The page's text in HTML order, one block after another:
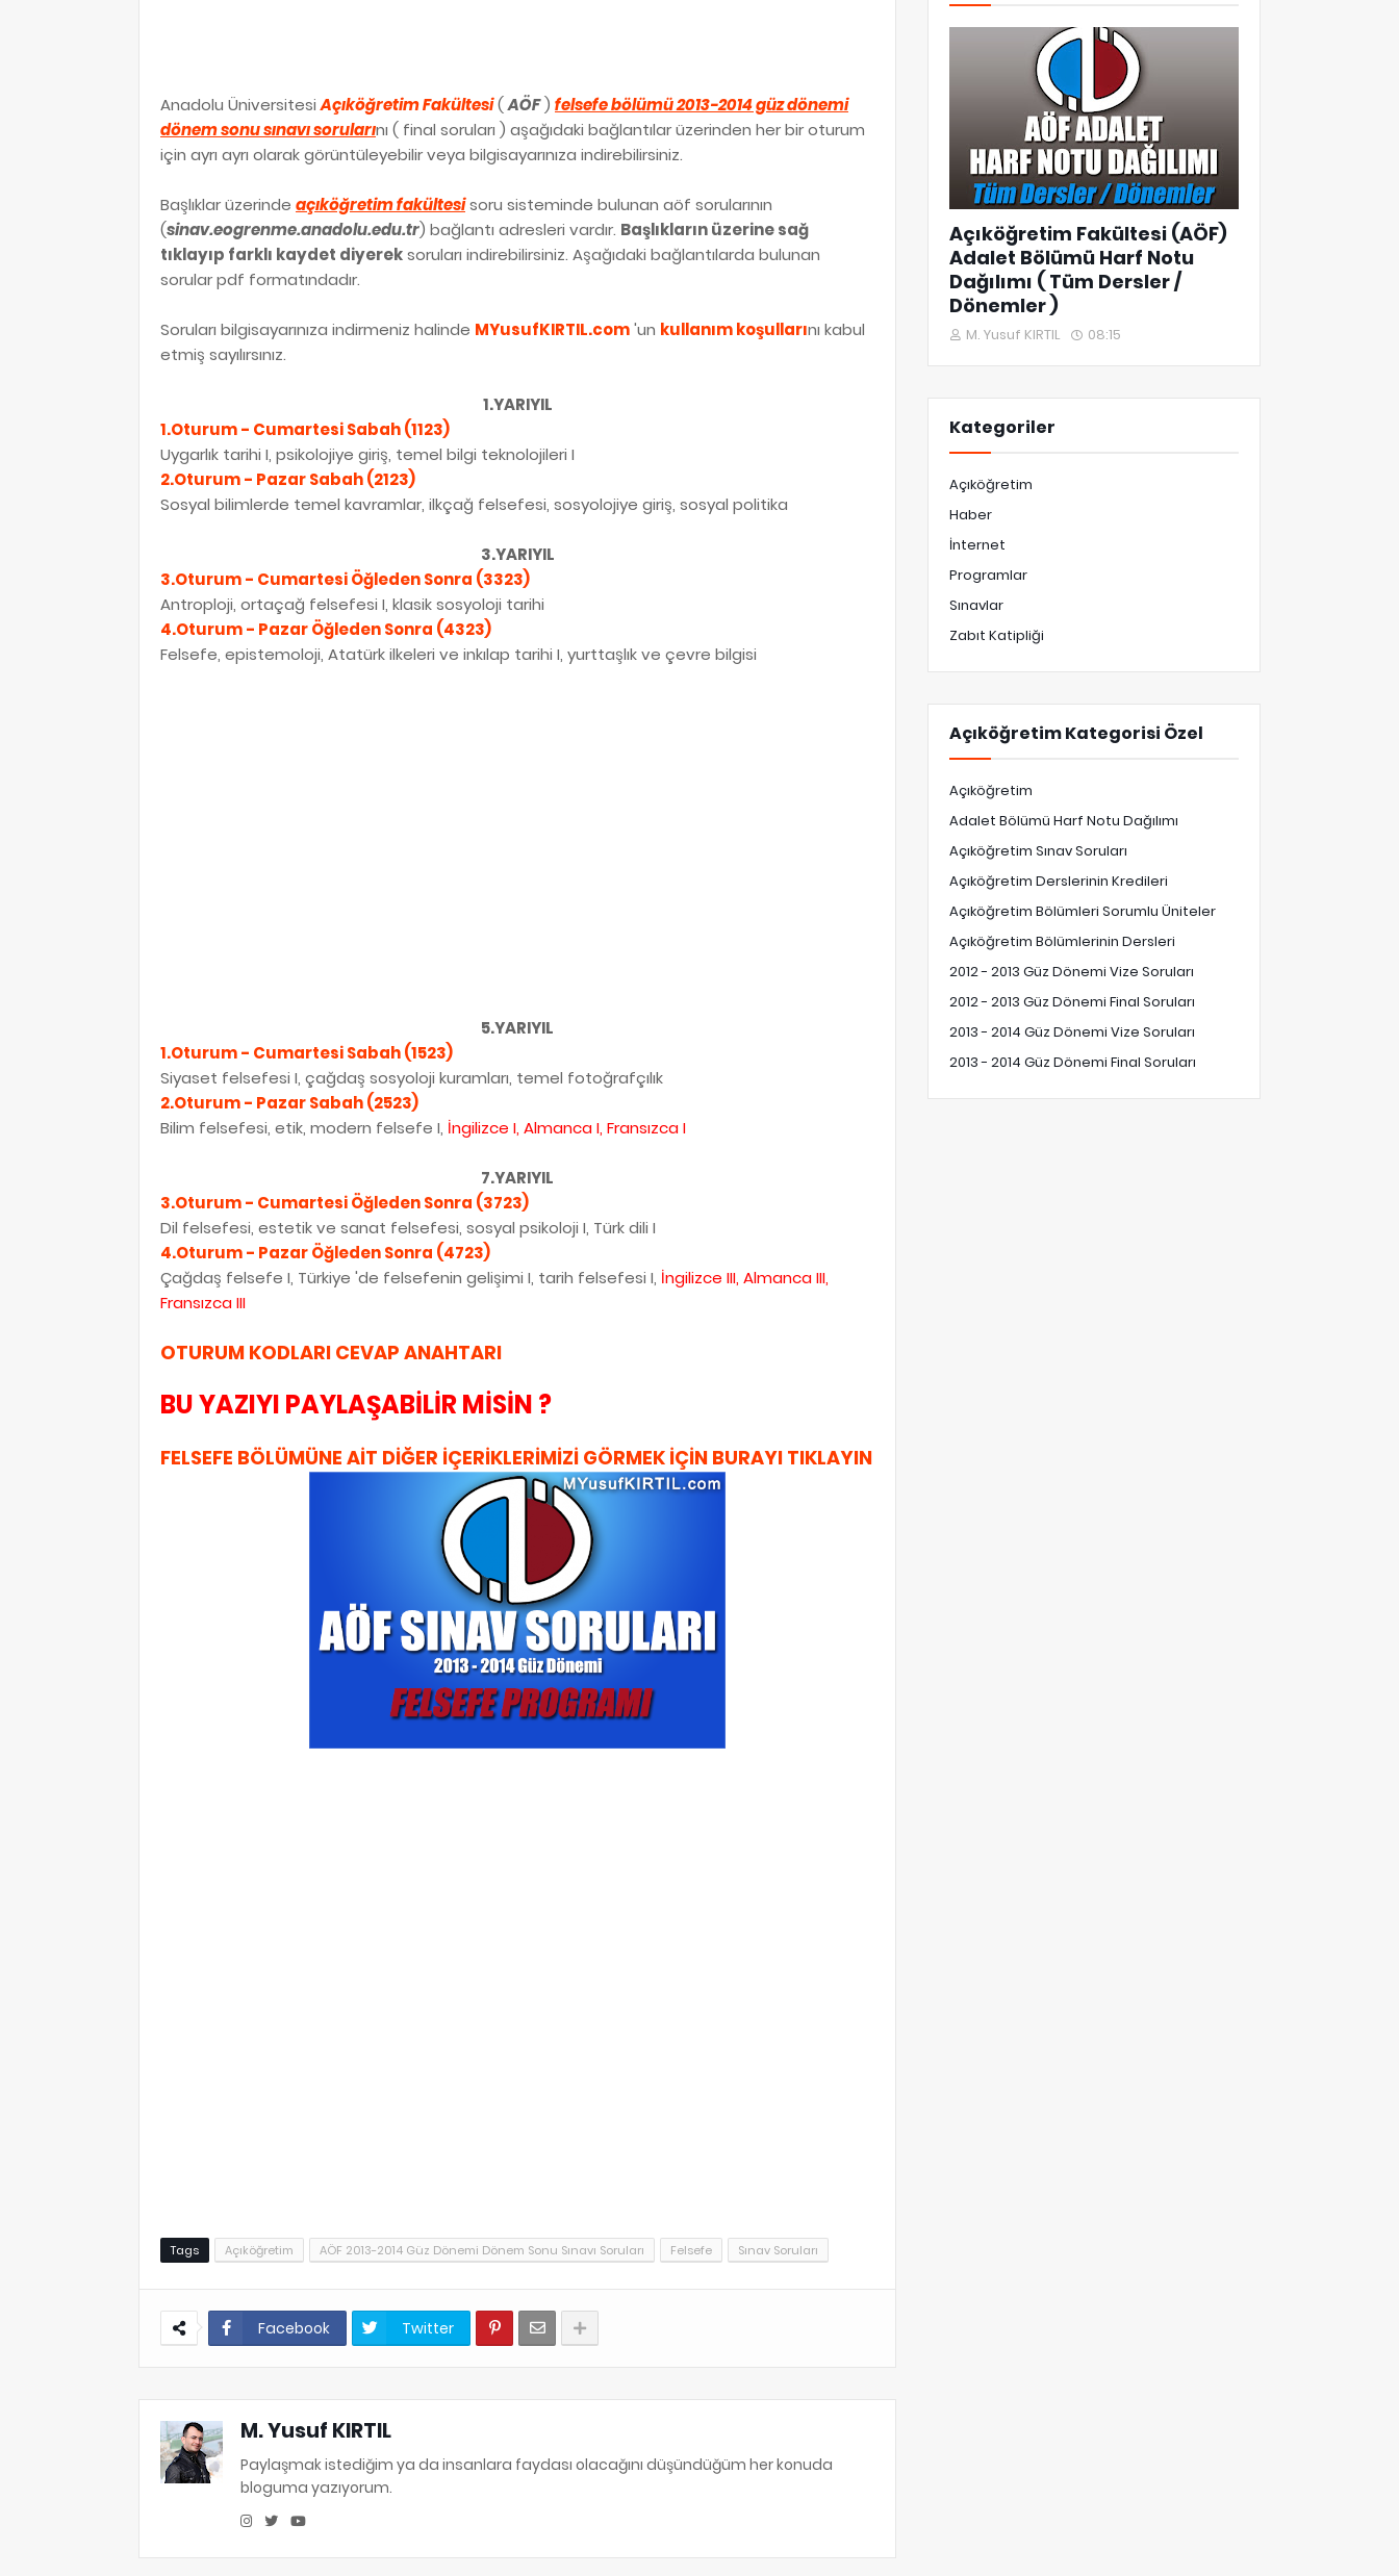
Anadolu ÜniversitesiAçıköğretim Fakültesi(AÖF) felsefe bölümü 2013-2014 güz dönemi
dönem sonu sınavı sorularını ( final soruları ) aşağıdaki bağlantılar üzerinden her bir oturum
için ayrı ayrı olarak görüntüleyebilir veya bilgisayarınıza indirebilirsiniz.
Başlıklar üzerinde açıköğretim fakültesisoru sisteminde bulunan aöf sorularının
(sinav.eogrenme.anadolu.edu.tr) bağlantı adresleri vardır. Başlıkların üzerine sağ
tıklayıp farklı kaydet diyereksoruları indirebilirsiniz. Aşağıdaki bağlantılarda bulunan
sorular pdf formatındadır.
Soruları bilgisayarınıza indirmeniz halinde MYusufKIRTIL.com'un kullanım koşullarını kabul
etmiş sayılırsınız.
1.YARIYIL
1.Oturum - Cumartesi Sabah (1123)
Uygarlık tarihi I, psikolojiye giriş, temel bilgi teknolojileri I
2.Oturum - Pazar Sabah (2123)
Sosyal bilimlerde temel kavramlar, ilkçağ felsefesi, sosyolojiye giriş, sosyal politika
3.YARIYIL
3.Oturum - Cumartesi Öğleden Sonra (3323)
Antroploji, ortaçağ felsefesi I, klasik sosyoloji tarihi
4.Oturum - Pazar Öğleden Sonra (4323)
Felsefe, epistemoloji, Atatürk ilkeleri ve inkılap tarihi I, yurttaşlık ve çevre bilgisi
5.YARIYIL
1.Oturum - Cumartesi Sabah (1523)
Siyaset felsefesi I, çağdaş sosyoloji kuramları, temel fotoğrafçılık
2.Oturum - Pazar Sabah (2523)
Bilim felsefesi, etik, modern felsefe I, İngilizce I, Almanca I, Fransızca I
7.YARIYIL
3.Oturum - Cumartesi Öğleden Sonra (3723)
Dil felsefesi, estetik ve sanat felsefesi, sosyal psikoloji I, Türk dili I
4.Oturum - Pazar Öğleden Sonra (4723)
Çağdaş felsefe I, Türkiye 'de felsefenin gelişimi I, tarih felsefesi I, İngilizce III, AlmancaIII,
FransızcaIII
OTURUM KODLARI CEVAP ANAHTARI
BU YAZIYI PAYLAŞABİLİR MİSİN ?
FELSEFE BÖLÜMÜNE AİT DİĞER İÇERİKLERİMİZİ GÖRMEK İÇİN BURAYI TIKLAYIN
Tags Açıköğretim AÖF 2013-2014 Güz Dönemi Dönem Sonu Sınavı Soruları Felsefe Sınav Soruları
Facebook Twitter
M. Yusuf KIRTIL
Paylaşmak istediğim ya da insanlara faydası olacağını düşündüğüm her konuda
bloguma yazıyorum.
Açıköğretim Fakültesi (AÖF)
Adalet Bölümü Harf Notu
Dağılımı ( Tüm Dersler /
Dönemler )
M. Yusuf KIRTIL 08:15
Kategoriler
Açıköğretim
Haber
İnternet
Programlar
Sınavlar
Zabıt Katipliği
Açıköğretim Kategorisi Özel
Açıköğretim
Adalet Bölümü Harf Notu Dağılımı
Açıköğretim Sınav Soruları
Açıköğretim Derslerinin Kredileri
Açıköğretim Bölümleri Sorumlu Üniteler
Açıköğretim Bölümlerinin Dersleri
2012 - 2013 Güz Dönemi Vize Soruları
2012 - 2013 Güz Dönemi Final Soruları
2013 - 2014 Güz Dönemi Vize Soruları
2013 - 2014 Güz Dönemi Final Soruları